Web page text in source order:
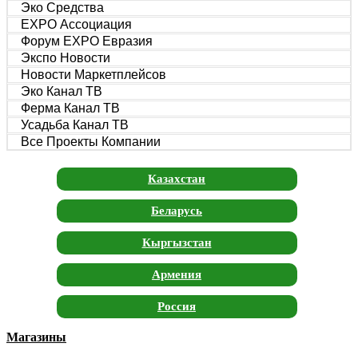
Эко Средства
EXPO Ассоциация
Форум EXPO Евразия
Экспо Новости
Новости Маркетплейсов
Эко Канал ТВ
Ферма Канал ТВ
Усадьба Канал ТВ
Все Проекты Компании
Казахстан
Беларусь
Кыргызстан
Армения
Россия
Магазины